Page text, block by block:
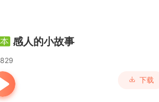
感人的小故事
829
下载